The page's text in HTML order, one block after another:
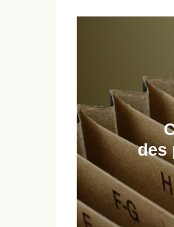
des